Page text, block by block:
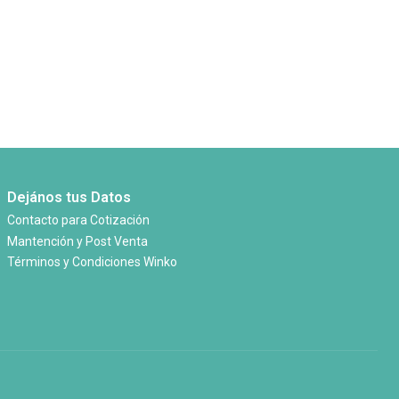
Dejános tus Datos
Contacto para Cotización
Mantención y Post Venta
Términos y Condiciones Winko